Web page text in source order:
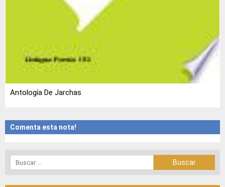
Antología De Jarchas
Comenta esta nota!